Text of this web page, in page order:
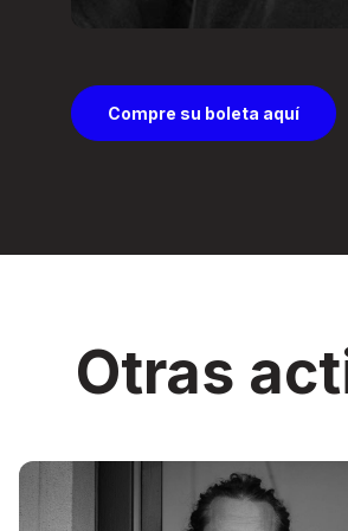
Compre su boleta aquí
Otras